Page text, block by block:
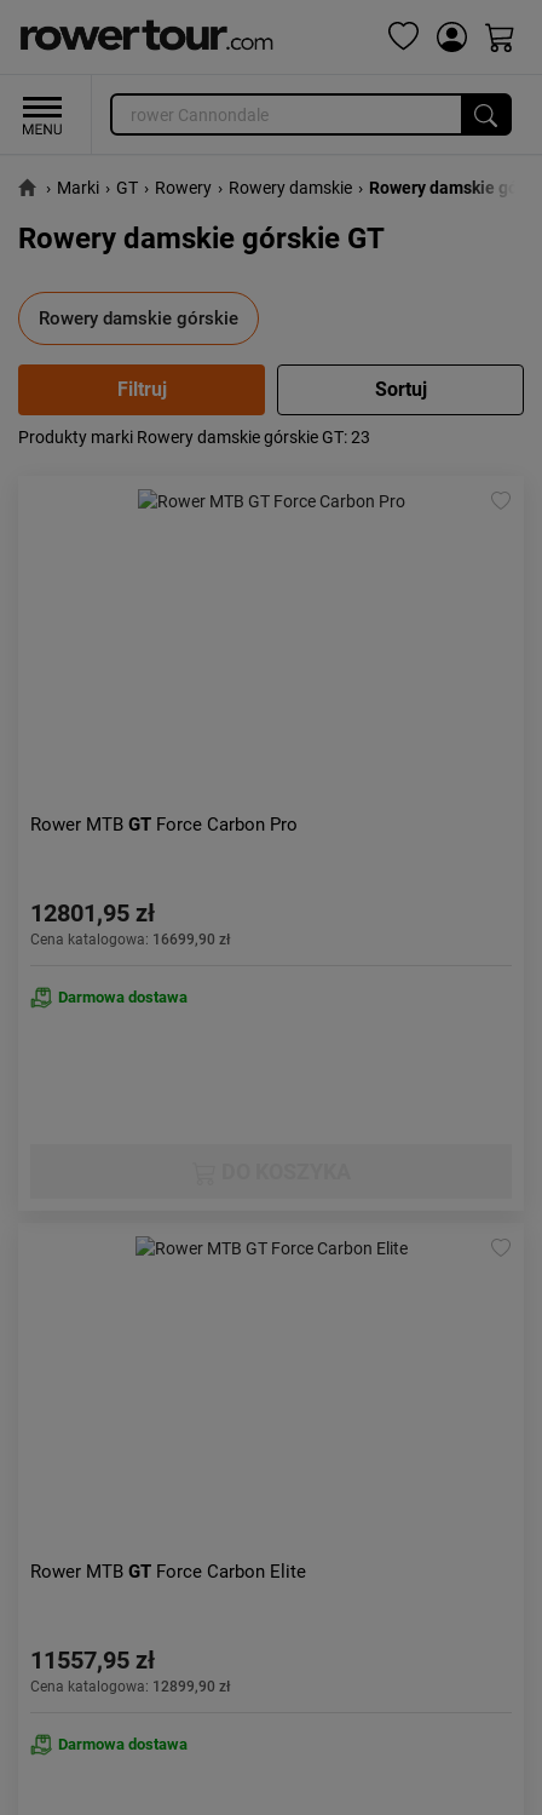
› Marki › GT › Rowery › Rowery damskie › Rowery damskie
Rowery damskie górskie GT
Rowery damskie górskie
Popularność:
od najwyższej
Produkty marki Rowery damskie górskie GT: 23
Rower MTB GT Force Carbon Pro
12801,95 zł
Cena katalogowa: 16699,90 zł
Darmowa dostawa
Rower MTB GT Force Carbon Elite
11557,95 zł
Cena katalogowa: 12899,90 zł
Darmowa dostawa